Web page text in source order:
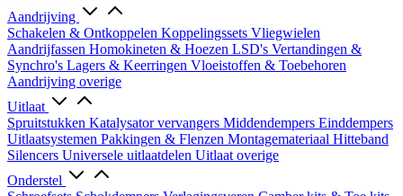
Aandrijving
Schakelen & Ontkoppelen Koppelingssets Vliegwielen
Aandrijfassen Homokineten & Hoezen LSD's Vertandingen &
Synchro's Lagers & Keerringen Vloeistoffen & Toebehoren
Aandrijving overige
Uitlaat
Spruitstukken Katalysator vervangers Middendempers Einddempers
Uitlaatsystemen Pakkingen & Flenzen Montagemateriaal Hitteband
Silencers Universele uitlaatdelen Uitlaat overige
Onderstel